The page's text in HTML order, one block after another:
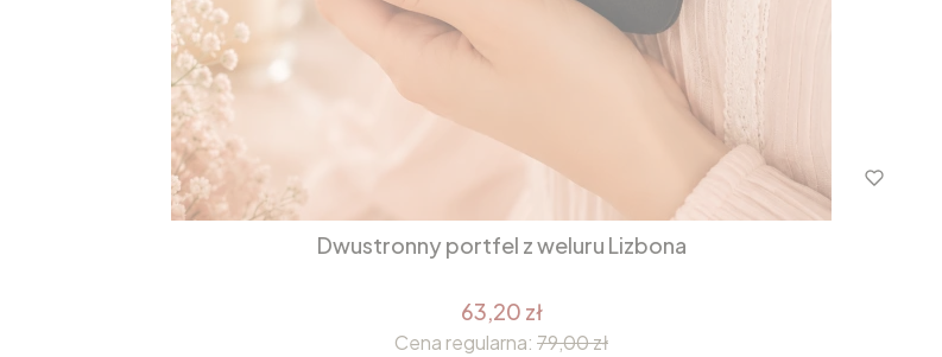
Dwustronny portfel z weluru Lizbona
63,20 zł
Cena regularna: 79,00 zł